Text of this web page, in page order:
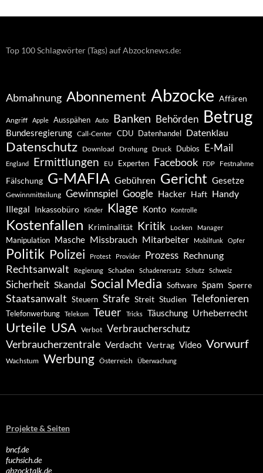
Top 100 Schlagwörter (Tags) auf Abzocknews.de:
Abmahnung Abonnement Abzocke Affären
Angriff Apple Ausspähen Auto Banken Behörden Betrug
Bundesregierung Call-Center CDU Datenhandel Datenklau
Datenschutz Download Drohung Druck Dubios E-Mail
England Ermittlungen EU Experten Facebook FDP Festnahme
Fälschung G-MAFIA Gebühren Gericht Gesetze
Gewinnmitteilung Gewinnspiel Google Hacker Haft Handy
Illegal Inkassobüro Kinder Klage Konto Kontrolle
Kostenfallen Kriminalität Kritik Locken Manager
Manipulation Masche Missbrauch Mitarbeiter Mobilfunk Opfer
Politik Polizei Protest Provider Prozess Rechnung
Rechtsanwalt Regierung Schaden Schadenersatz Schutz Schweiz
Sicherheit Skandal Social Media Software Spam Sperre
Staatsanwalt Steuern Strafe Streit Studien Telefonieren
Telefonwerbung Telekom Teuer Tricks Täuschung Urheberrecht
Urteile USA Verbot Verbraucherschutz
Verbraucherzentrale Verdacht Vertrag Video Vorwurf
Wachstum Werbung Österreich Überwachung
Projekte & Seiten
bncf.de
fuchsich.de
abzocktalk.de